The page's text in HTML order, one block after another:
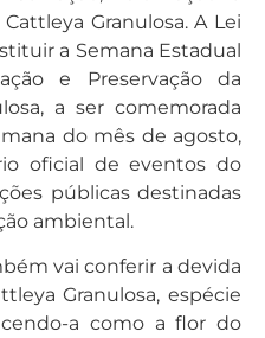
Granulosa. A Lei
a Semana Estadual
e Preservação da
a ser comemorada
do mês de agosto,
oficial de eventos do
públicas destinadas
ambiental.
vai conferir a devida
Granulosa, espécie
a como a flor do